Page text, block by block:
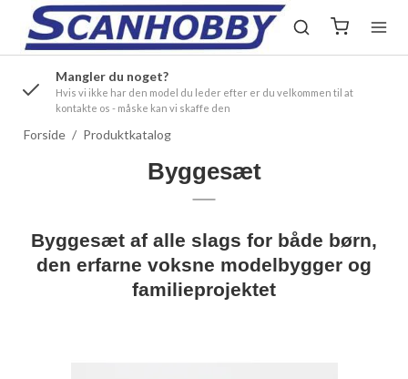
Mangler du noget?
Hvis vi ikke har den model du leder efter er du velkommen til at
kontakte os - måske kan vi skaffe den
Forside / Produktkatalog
Byggesæt
Byggesæt af alle slags for både børn,
den erfarne voksne modelbygger og
familieprojektet